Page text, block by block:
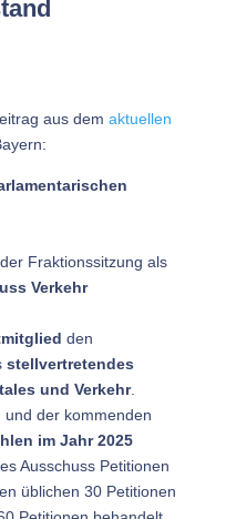
aus dem aktuellen
Fraktionssitzung als
Verkehr
den
stellvertretendes
und Verkehr.
der kommenden
im Jahr 2025
Ausschuss Petitionen
üblichen 30 Petitionen